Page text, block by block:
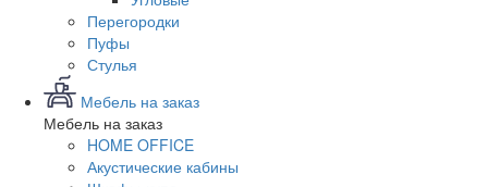
Перегородки
Пуфы
Стулья
Мебель на заказ
Мебель на заказ
HOME OFFICE
Акустические кабины